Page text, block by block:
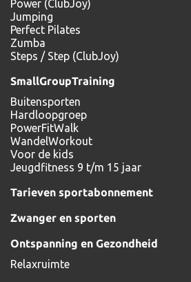
Power (ClubJoy)
Jumping
Perfect Pilates
Zumba
Steps / Step (ClubJoy)
SmallGroupTraining
Buitensporten
Hardloopgroep
PowerFitWalk
WandelWorkout
Voor de kids
Jeugdfitness 9 t/m 15 jaar
Tarieven sportabonnement
Zwanger en sporten
Ontspanning en Gezondheid
Relaxruimte